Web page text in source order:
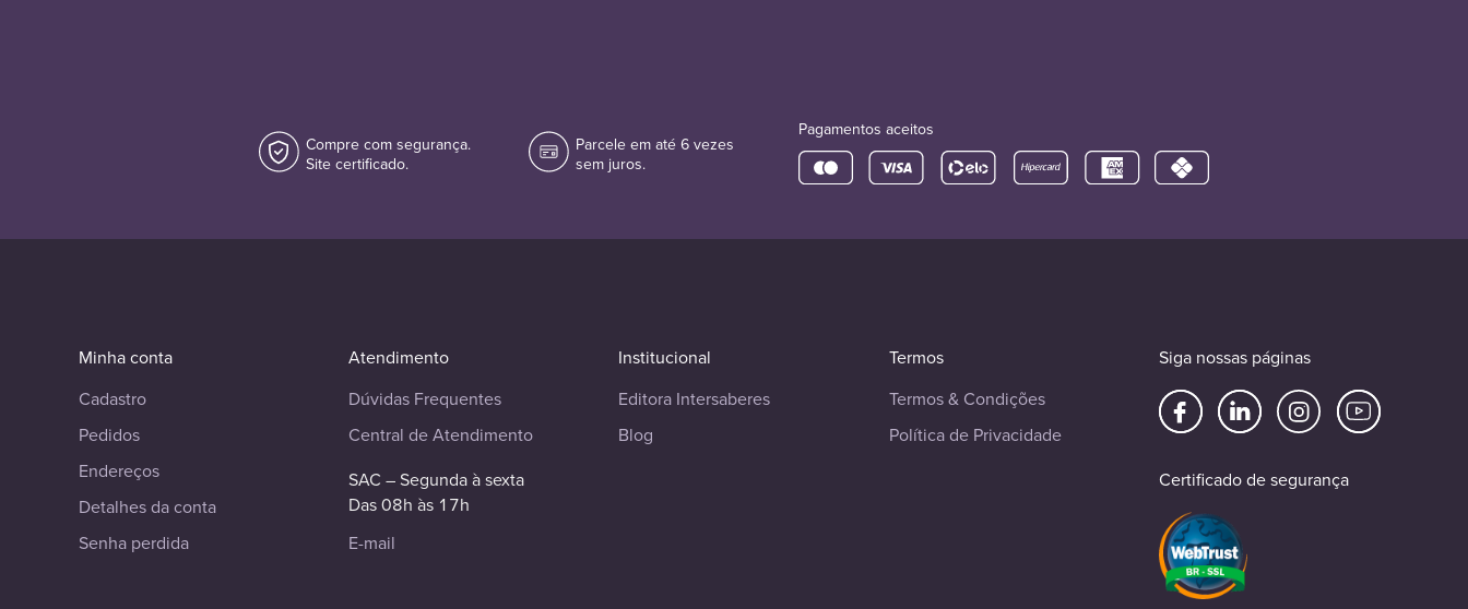
Compre com segurança.
Site certificado.
Parcele em até 6 vezes
sem juros.
Pagamentos aceitos
Minha conta
Cadastro
Pedidos
Endereços
Detalhes da conta
Senha perdida
Atendimento
Dúvidas Frequentes
Central de Atendimento
SAC – Segunda à sexta
Das 08h às 17h
E-mail
Institucional
Editora Intersaberes
Blog
Termos
Termos & Condições
Política de Privacidade
Siga nossas páginas
Certificado de segurança